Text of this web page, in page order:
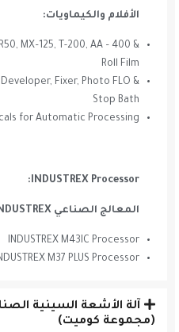
الأفلام والكيماويات:
MX–125, T-200, AA – 400 &
Roll Film
Developer, Fixer, Photo FLO &
Stop Bath
for Automatic Processing
INDUSTREX Processor:
المعالج الصناعي INDUSTREX:
INDUSTREX M43IC Processor
M37 PLUS Processor
(مجموعة كوميت)